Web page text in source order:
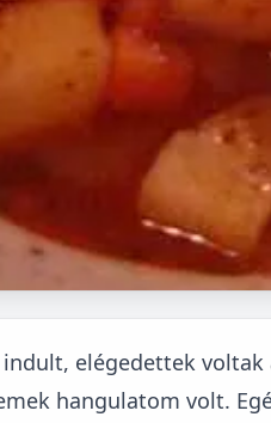
elégedettek
hangulatom volt.